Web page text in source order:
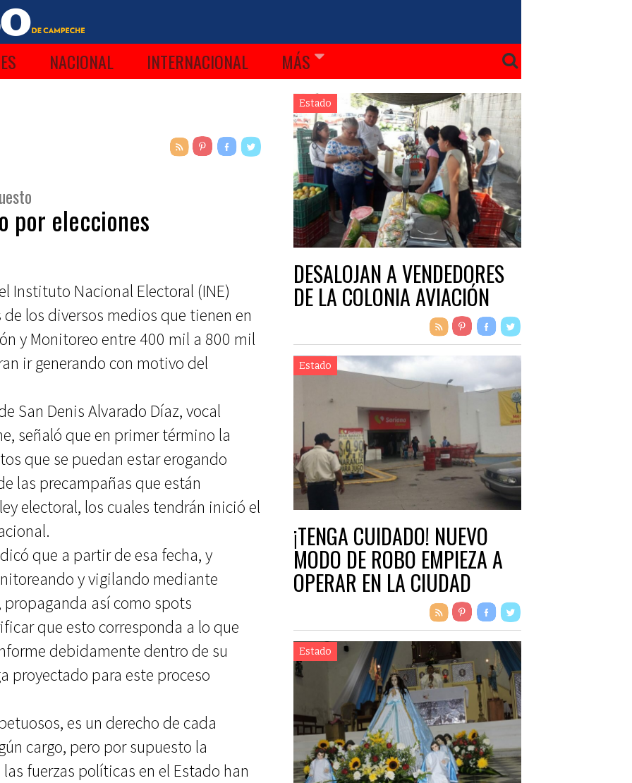
NACIONAL INTERNACIONAL MÁS
por elecciones
Instituto Nacional Electoral (INE)
los diversos medios que tienen en
y Monitoreo entre 400 mil a 800 mil
ir generando con motivo del
San Denis Alvarado Díaz, vocal
señaló que en primer término la
que se puedan estar erogando
las precampañas que están
electoral, los cuales tendrán inició el
que a partir de esa fecha, y
y vigilando mediante
así como spots
que esto corresponda a lo que
debidamente dentro de su
proyectado para este proceso
es un derecho de cada
cargo, pero por supuesto la
fuerzas políticas en el Estado han
Estado
DESALOJAN A VENDEDORES
DE LA COLONIA AVIACIÓN
Estado
¡TENGA CUIDADO! NUEVO
MODO DE ROBO EMPIEZA A
OPERAR EN LA CIUDAD
Estado